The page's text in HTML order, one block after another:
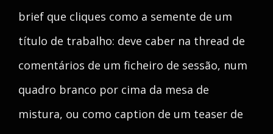
brief que cliques como a semente de um
título de trabalho: deve caber na thread de
comentários de um ficheiro de sessão, num
quadro branco por cima da mesa de
mistura, ou como caption de um teaser de